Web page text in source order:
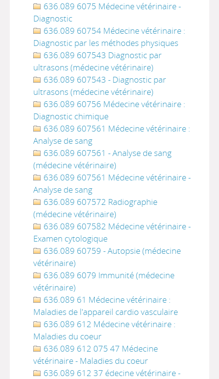
636.089 6075 Médecine vétérinaire -
Diagnostic
636.089 60754 Médecine vétérinaire :
Diagnostic par les méthodes physiques
636.089 607543 Diagnostic par
ultrasons (médecine vétérinaire)
636.089 607543 - Diagnostic par
ultrasons (médecine vétérinaire)
636.089 60756 Médecine vétérinaire :
Diagnostic chimique
636.089 607561 Médecine vétérinaire :
Analyse de sang
636.089 607561 - Analyse de sang
(médecine vétérinaire)
636.089 607561 Médecine vétérinaire -
Analyse de sang
636.089 607572 Radiographie
(médecine vétérinaire)
636.089 607582 Médecine vétérinaire -
Examen cytologique
636.089 60759 - Autopsie (médecine
vétérinaire)
636.089 6079 Immunité (médecine
vétérinaire)
636.089 61 Médecine vétérinaire :
Maladies de l'appareil cardio vasculaire
636.089 612 Médecine vétérinaire :
Maladies du coeur
636.089 612 075 47 Médecine
vétérinaire - Maladies du coeur
636.089 612 37 édecine vétérinaire -